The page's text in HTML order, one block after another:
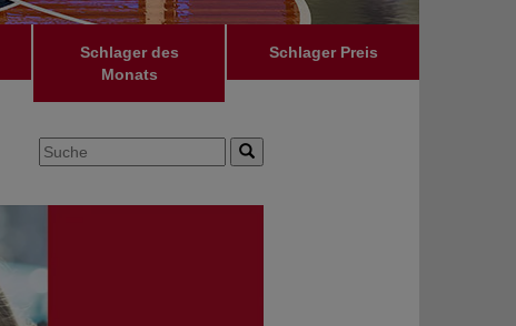
Schlager des
Monats
Schlager Preis